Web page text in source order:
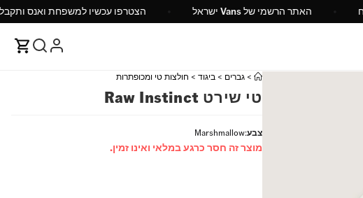
האתר הרשמי של Vans ישראל הצטרפו עכשיו למשפחת ואנס ותקבלו
>גברים >ביגוד > חולצות טי ומכופתרות
טי שירט Raw Instinct
צבע:
Marshmallow
מוצר זה חסר כרגע במלאי ואינו זמין.